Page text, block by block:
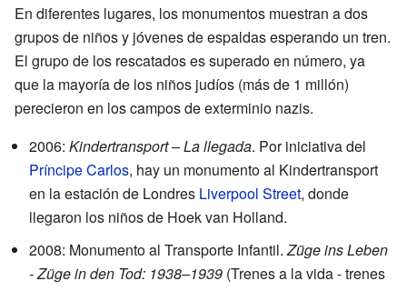
En diferentes lugares, los monumentos muestran a dos
grupos de niños y jóvenes de espaldas esperando un tren.
El grupo de los rescatados es superado en número, ya
que la mayoría de los niños judíos (más de 1 millón)
perecieron en los campos de exterminio nazis.
2006: Kindertransport – La llegada. Por iniciativa del
Príncipe Carlos, hay un monumento al Kindertransport
en la estación de Londres Liverpool Street, donde
llegaron los niños de Hoek van Holland.
2008: Monumento al Transporte Infantil.Züge ins Leben
- Züge in den Tod: 1938–1939 (Trenes a la vida - trenes